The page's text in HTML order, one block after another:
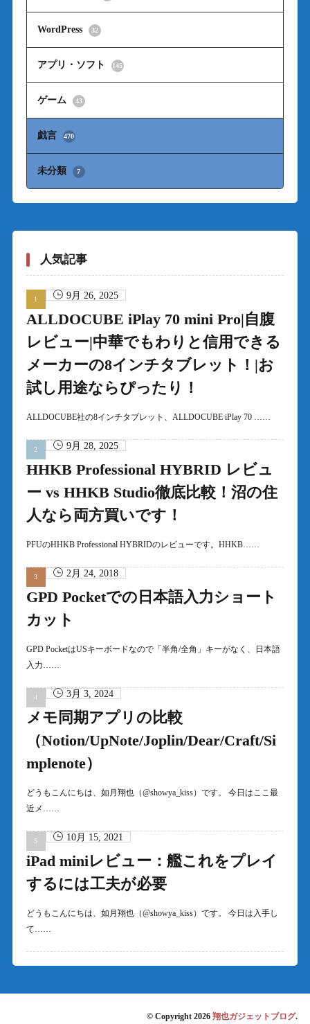
WordPress 32
アプリ・ソフト 145
ゲーム 43
戯言 470
未分類 7
人気記事
9月 26, 2025
ALLDOCUBE iPlay 70 mini Pro|自腹
レビュー|中華でもわりと信用できる
メーカーの8インチタブレット！|お
試し用途ならぴったり！
ALLDOCUBE社の8インチタブレット、ALLDOCUBE iPlay 70 ……
9月 28, 2025
HHKB Professional HYBRID レビュ
ー vs HHKB Studio徹底比較！沼の住
人なら両方買いです！
PFUのHHKB Professional HYBRIDのレビューです。HHKB……
2月 24, 2018
GPD Pocketでの日本語入力ショート
カット
GPD PocketはUSキーボードなので「半角/全角」キーがなく、日本語
入力……
3月 3, 2024
メモ同期アプリの比較
（Notion/UpNote/Joplin/Dear/Craft/Si
mplenote）
どうもこんにちは、如月翔也（@showya_kiss）です。 今日はここ最
近メ……
10月 15, 2021
iPad miniレビュー：艦これをプレイ
するには工夫が必要
どうもこんにちは、如月翔也（@showya_kiss）です。 今日は入手し
て……
© Copyright 2026翔也ガジェットブログ.